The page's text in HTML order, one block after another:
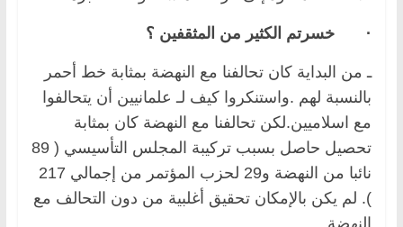
· خسرتم الكثير من المثقفين ؟
ـ من البداية كان تحالفنا مع النهضة بمثابة خط أحمر
بالنسبة لهم .واستنكروا كيف لـ علمانيين أن يتحالفوا
مع اسلاميين.لكن تحالفنا مع النهضة كان بمثابة
تحصيل حاصل بسبب تركيبة المجلس التأسيسي ( 89
نائبا من النهضة و29 لحزب المؤتمر من إجمالي 217
). لم يكن بالإمكان تحقيق أغلبية من دون التحالف مع
النهضة.